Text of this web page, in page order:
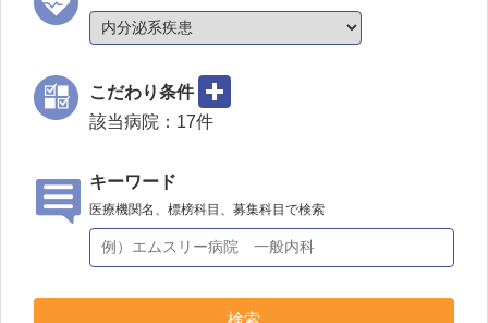
こだわり条件
該当病院： 17件
キーワード
医療機関名、標榜科目、募集科目で検索